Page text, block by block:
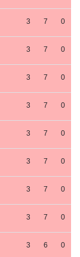
3 7 0
3 7 0
3 7 0
3 7 0
3 7 0
3 7 0
3 7 0
3 7 0
3 6 0